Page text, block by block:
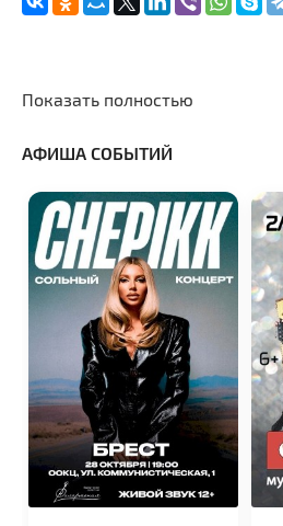
Показать полностью
АФИША СОБЫТИЙ